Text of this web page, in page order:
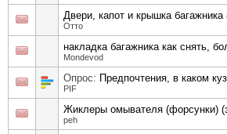
Двери, капот и крышка багажника
Отто
накладка багажника как снять,
Mondevod
Опрос: Предпочтения, в каком
PIF
Жиклеры омывателя (форсунки)
peh